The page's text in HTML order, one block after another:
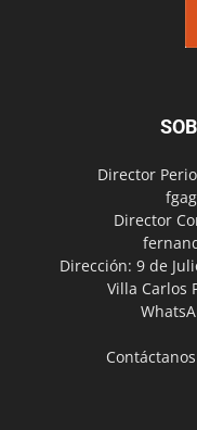
Director
Director
Dirección: 9 de
Villa Carlos